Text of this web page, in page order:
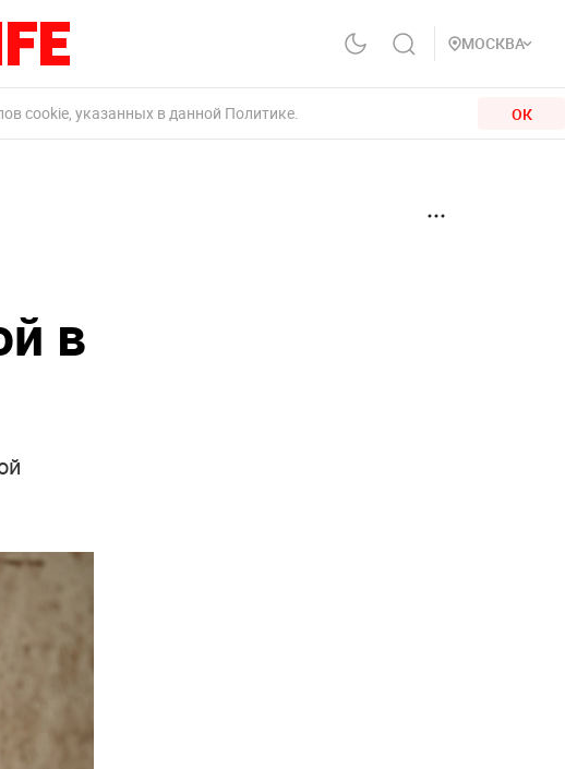
МОСКВА
cookie, указанных в данной Политике. ОК
в